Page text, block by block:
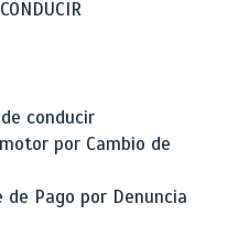
conducir
por Cambio de
de Pago por Denuncia